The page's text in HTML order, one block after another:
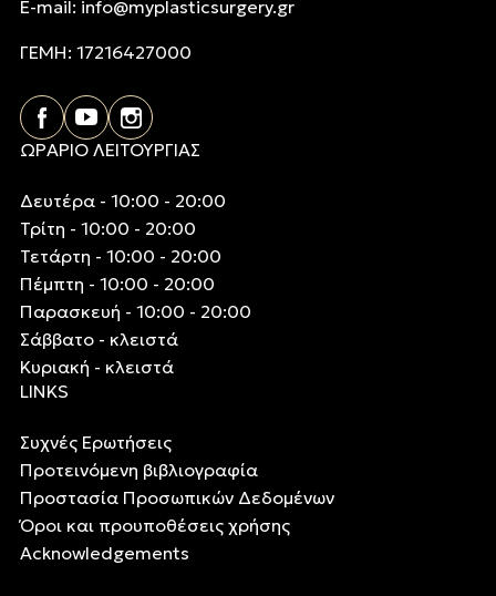
E-mail: info@myplasticsurgery.gr
ΓΕΜΗ: 17216427000
ΩΡΑΡΙΟ ΛΕΙΤΟΥΡΓΙΑΣ
Δευτέρα - 10:00 - 20:00
Τρίτη - 10:00 - 20:00
Τετάρτη - 10:00 - 20:00
Πέμπτη - 10:00 - 20:00
Παρασκευή - 10:00 - 20:00
Σάββατο - κλειστά
Κυριακή - κλειστά
LINKS
Συχνές Ερωτήσεις
Προτεινόμενη βιβλιογραφία
Προστασία Προσωπικών Δεδομένων
Όροι και προυποθέσεις χρήσης
Acknowledgements